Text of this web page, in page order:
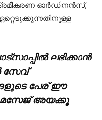
ഓര്‍ഡിനന്‍സ്,
ലഭിക്കാന്‍
സേവ്
പേര് ഈ
മെസേജ് അയക്കൂ